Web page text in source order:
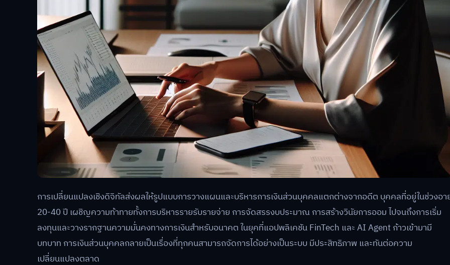
การเปลี่ยนแปลงเชิงดิจิทัลส่งผลให้รูปแบบการวางแผนและบริหารการเงินส่วนบุคคลแตกต่างจากอดีต บุคคลที่อยู่ในช่วงอา
20-40 ปี เผชิญความท้าทายทั้งการบริหารรายรับรายจ่าย การจัดสรรงบประมาณ การสร้างวินัยการออม ไปจนถึงการเริ่ม
ลงทุนและวางรากฐานความมั่นคงทางการเงินสำหรับอนาคต ในยุคที่แอปพลิเคชัน FinTech และ AI Agent ก้าวเข้ามามี
บทบาท การเงินส่วนบุคคลกลายเป็นเรื่องที่ทุกคนสามารถจัดการได้อย่างเป็นระบบ มีประสิทธิภาพ และทันต่อความ
เปลี่ยนแปลงตลาด